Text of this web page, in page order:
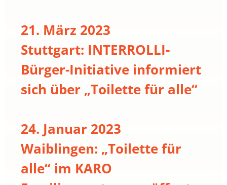
21. März 2023
Stuttgart: INTERROLLI-
Bürger-Initiative informiert
sich über „Toilette für alle“
24. Januar 2023
Waiblingen: „Toilette für
alle“ im KARO